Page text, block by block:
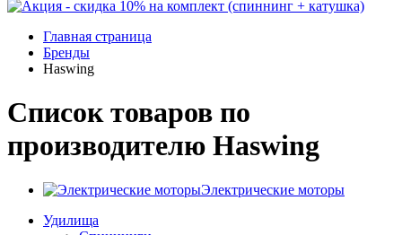
Главная страница
Бренды
Haswing
Список товаров по
производителю Haswing
Электрические моторы
Удилища